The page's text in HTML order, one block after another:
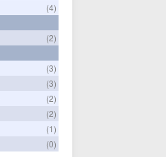
(4)
(2)
(3)
(3)
(2)
(2)
(1)
(0)